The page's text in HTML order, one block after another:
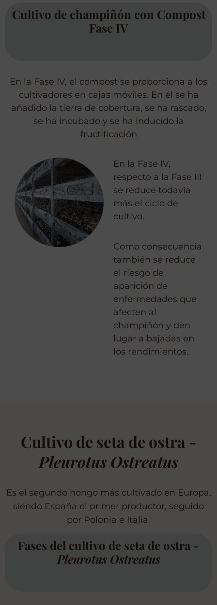
Cultivo de champiñón con Compost
Fase IV
En la Fase IV, el compost se proporciona a los
cultivadores en cajas móviles. En él se ha
añadido la tierra de cobertura, se ha rascado,
se ha incubado y se ha inducido la
fructificación
En la Fase IV,
respecto a la Fase III
se reduce todavía
más el ciclo de
cultivo.
Como consecuencia
también se reduce
el riesgo de
aparición de
enfermedades que
afecten al
champiñón y den
lugar a bajadas en
los rendimientos.
Cultivo de seta de ostra -
Pleurotus Ostreatus
Es el segundo hongo más cultivado en Europa,
siendo España el primer productor, seguido
por Polonia e Italia.
Fases del cultivo de seta de ostra -
Pleurotus Ostreatus